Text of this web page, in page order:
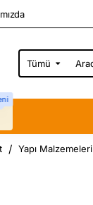
Tümü
Aradığınız
ürün,
kategori...
Yapı Malzemeleri